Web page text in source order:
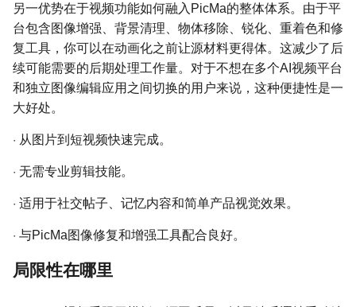
另一优势在于视频功能如何融入PicMa的整体体系。由于平
台包含图像增强、背景清理、物体移除、锐化、重着色和修
复工具，你可以在动画化之前让源材料更得体。这减少了后
续可能需要的后期处理工作量。对于不想在多个AI视频平台
和独立图像编辑应用之间切换的用户来说，这种便捷性是一
大好处。
· 从图片到短视频快速完成。
· 无需专业剪辑技能。
· 适用于社交帖子、记忆内容和简单产品视觉效果。
· 与PicMa图像修复和增强工具配合良好。
局限性在哪里